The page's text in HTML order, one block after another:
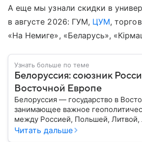
А еще мы узнали скидки в
в августе 2026: ГУМ, ЦУМ,
«На Немиге», «Беларусь»,
Узнать больше по теме
Белоруссия: союзник
Восточной Европе
Белоруссия — государство в
занимающее важное
между Россией, Польшей, Литвой,
Украиной. Несмотря на свою
Читать дальше